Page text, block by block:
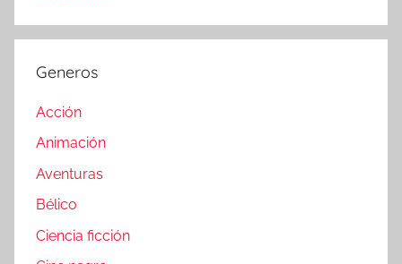
Generos
Acción
Animación
Aventuras
Bélico
Ciencia ficción